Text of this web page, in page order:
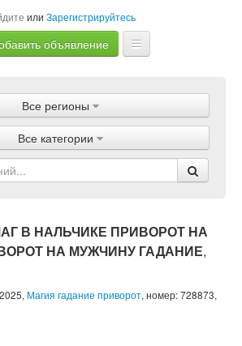
или Зарегистрируйтесь
объявление
Объявления
Магазины
Услуги
Все регионы
Все категории
В НАЛЬЧИКЕ ПРИВОРОТ НА
НА МУЖЧИНУ ГАДАНИЕ,
Магия гадание приворот, номер: 728873,